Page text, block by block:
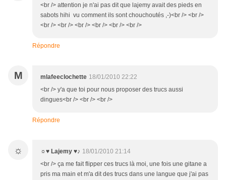
<br /> attention je n'ai pas dit que lajemy avait des pieds en
sabots hihi vu comment ils sont chouchoutés ,-)<br /> <br />
<br /> <br /> <br /> <br /> <br /> <br />
Répondre
M mlafeeclochette 18/01/2010 22:22
<br /> y'a que toi pour nous proposer des trucs aussi
dingues<br /> <br /> <br />
Répondre
☼ ☼♥ Lajemy ♥♪ 18/01/2010 21:14
<br /> ça me fait flipper ces trucs là moi, une fois une gitane a
pris ma main et m'a dit des trucs dans une langue que j'ai pas